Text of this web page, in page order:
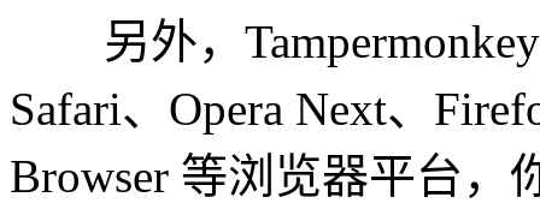
另外，Tampermonkey
Safari、Opera Next、
Browser 等浏览器平台，